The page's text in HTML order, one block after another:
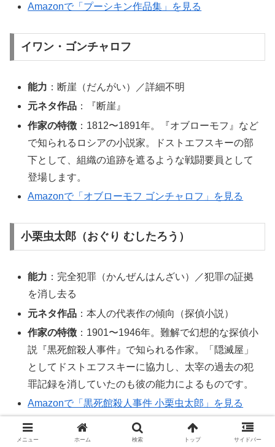
Amazonで「プーシキン作品集」を見る
イワン・ゴンチャロフ
能力 ：断崖（だんがい）／詳細不明
元ネタ作品 ：『断崖』
作家の特徴 ：1812〜1891年。『オブローモフ』など
で知られるロシアの小説家。ドストエフスキーの部
下として、組織の追跡を遮るような戦闘要員として
登場します。
Amazonで「オブローモフ ゴンチャロフ」を見る
小栗虫太郎（おぐり むしたろう）
能力 ：完全犯罪（かんぜんはんざい）／犯罪の証拠
を消し去る
元ネタ作品 ：本人の代表作の傾向（探偵小説）
作家の特徴 ：1901〜1946年。難解で幻想的な探偵小
説『黒死館殺人事件』で知られる作家。「隠滅屋」
としてドストエフスキーに協力し、太宰の過去の犯
罪記録を消していたのも彼の能力によるものです。
Amazonで「黒死館殺人事件 小栗虫太郎」を見る
メニュー ホーム 検索 トップ サイドバー